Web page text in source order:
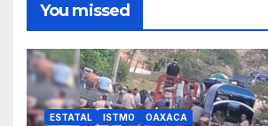
You missed
ESTATAL ISTMO OAXACA